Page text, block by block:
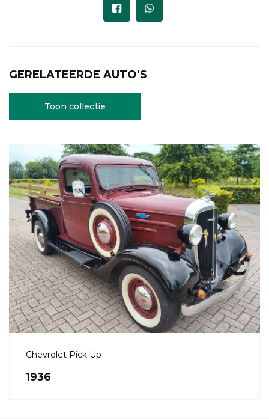
GERELATEERDE AUTO’S
Toon collectie
Chevrolet Pick Up
1936